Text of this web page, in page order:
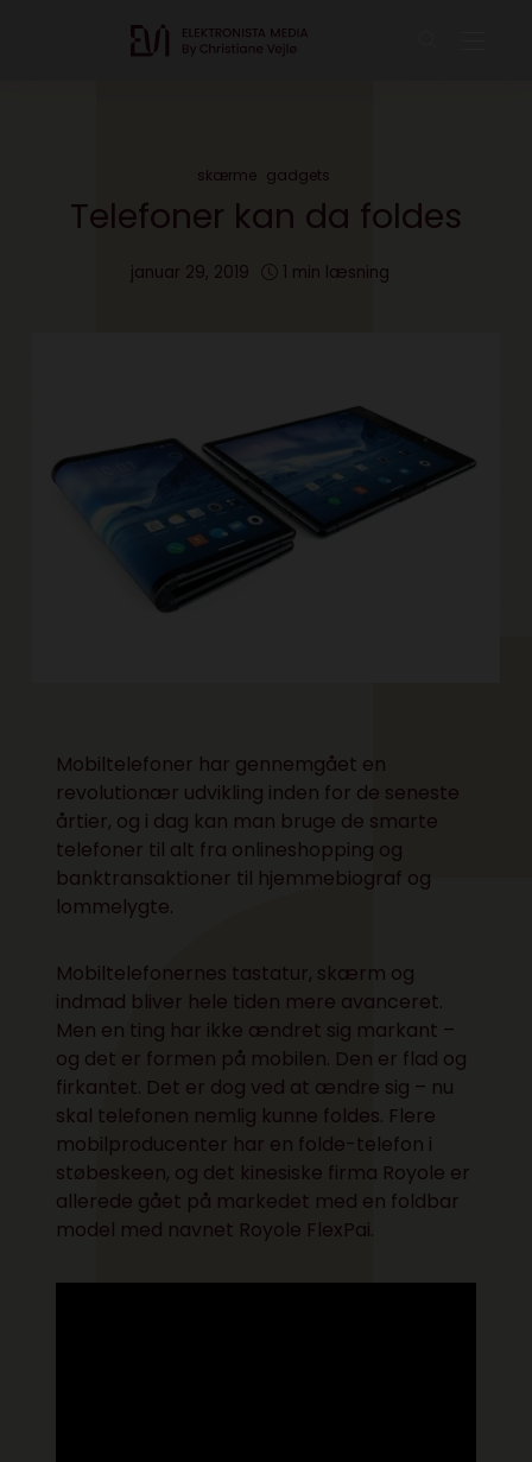
skærme gadgets
Telefoner kan da foldes
januar 29, 2019 1 min læsning
Mobiltelefoner har gennemgået en
revolutionær udvikling inden for de seneste
årtier, og i dag kan man bruge de smarte
telefoner til alt fra onlineshopping og
banktransaktioner til hjemmebiograf og
lommelygte.
Mobiltelefonernes tastatur, skærm og
indmad bliver hele tiden mere avanceret.
Men en ting har ikke ændret sig markant –
og det er formen på mobilen. Den er flad og
firkantet. Det er dog ved at ændre sig – nu
skal telefonen nemlig kunne foldes. Flere
mobilproducenter har en folde-telefon i
støbeskeen, og det kinesiske firma Royole er
allerede gået på markedet med en foldbar
model med navnet Royole FlexPai.